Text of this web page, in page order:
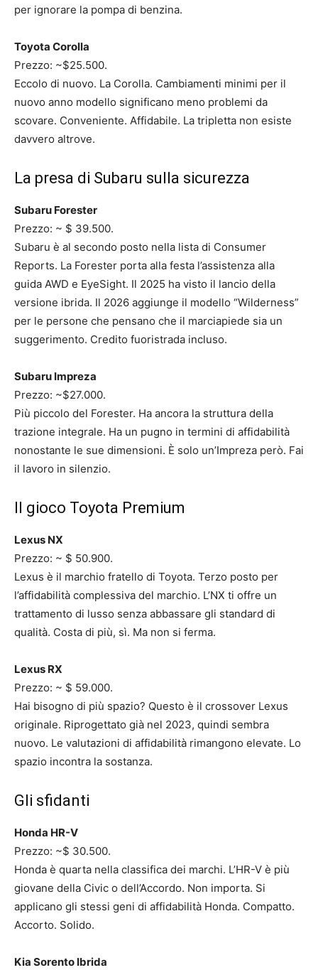
per ignorare la pompa di benzina.
Toyota Corolla
Prezzo: ~$25.500.
Eccolo di nuovo. La Corolla. Cambiamenti minimi per il
nuovo anno modello significano meno problemi da
scovare. Conveniente. Affidabile. La tripletta non esiste
davvero altrove.
La presa di Subaru sulla sicurezza
Subaru Forester
Prezzo: ~ $ 39.500.
Subaru è al secondo posto nella lista di Consumer
Reports. La Forester porta alla festa l’assistenza alla
guida AWD e EyeSight. Il 2025 ha visto il lancio della
versione ibrida. Il 2026 aggiunge il modello “Wilderness”
per le persone che pensano che il marciapiede sia un
suggerimento. Credito fuoristrada incluso.
Subaru Impreza
Prezzo: ~$27.000.
Più piccolo del Forester. Ha ancora la struttura della
trazione integrale. Ha un pugno in termini di affidabilità
nonostante le sue dimensioni. È solo un’Impreza però. Fai
il lavoro in silenzio.
Il gioco Toyota Premium
Lexus NX
Prezzo: ~ $ 50.900.
Lexus è il marchio fratello di Toyota. Terzo posto per
l’affidabilità complessiva del marchio. L’NX ti offre un
trattamento di lusso senza abbassare gli standard di
qualità. Costa di più, sì. Ma non si ferma.
Lexus RX
Prezzo: ~ $ 59.000.
Hai bisogno di più spazio? Questo è il crossover Lexus
originale. Riprogettato già nel 2023, quindi sembra
nuovo. Le valutazioni di affidabilità rimangono elevate. Lo
spazio incontra la sostanza.
Gli sfidanti
Honda HR-V
Prezzo: ~$ 30.500.
Honda è quarta nella classifica dei marchi. L’HR-V è più
giovane della Civic o dell’Accordo. Non importa. Si
applicano gli stessi geni di affidabilità Honda. Compatto.
Accorto. Solido.
Kia Sorento Ibrida